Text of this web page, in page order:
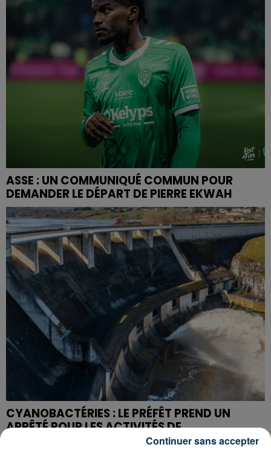
ASSE : UN COMMUNIQUÉ COMMUN POUR
DEMANDER LE DÉPART DE PIERRE EKWAH
CYANOBACTÉRIES : LE PRÉFÊT PREND UN
ARRÊTÉ POUR LES ACTIVITÉS DE...
Continuer sans accepter